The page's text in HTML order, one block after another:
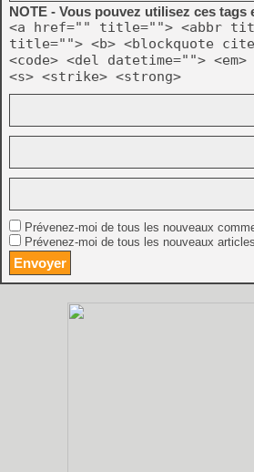
NOTE - Vous pouvez utilisez ces tags
<a href="" title=""> <abbr
title=""> <b> <blockquote
<code> <del datetime="">
<s> <strike> <strong>
Prévenez-moi de tous les nouveaux
Prévenez-moi de tous les nouveaux